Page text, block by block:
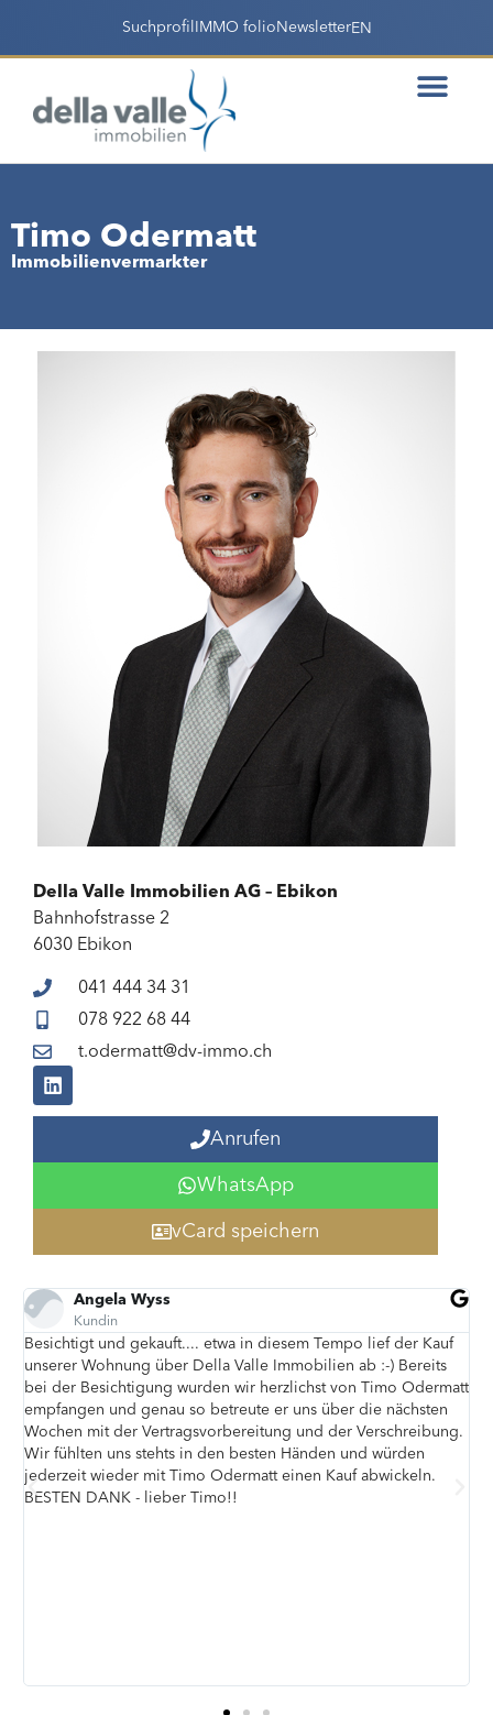
Suchprofil IMMO folio NewsletterEN
Timo Odermatt
Immobilienvermarkter
Della Valle Immobilien AG – Ebikon
Bahnhofstrasse 2
6030 Ebikon
041 444 34 31
078 922 68 44
t.odermatt@dv-immo.ch
Anrufen
WhatsApp
vCard speichern
der Kauf
) Bereits
Odermatt
Ágnes Sziráki
Wir hatten einen Immobilienkauf und -verkauf, bei
in beiden Fällen auf die tatkräftige Unterstützung von
Odermatt zählen durften. Er hat beide Transaktionen
hochprofessionell durchgeführt und jede Situation
gemeistert. Herr Odermatt überwachte sowohl den
auch den Verkaufsprozess mit umfassender
Mit seiner ruhigen Persönlichkeit und seinem
Fachwissen schafft er während des Verkaufsprozesses